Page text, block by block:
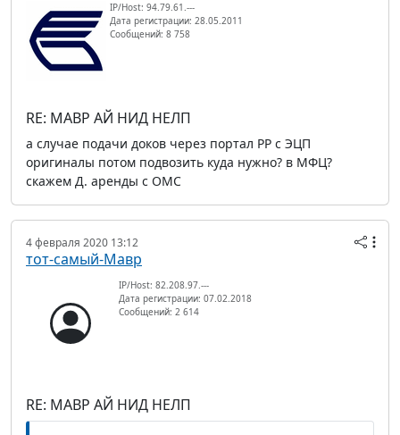
IP/Host: 94.79.61.---
Дата регистрации: 28.05.2011
Сообщений: 8 758
RE: МАВР АЙ НИД НЕЛП
а случае подачи доков через портал РР с ЭЦП
оригиналы потом подвозить куда нужно? в МФЦ?
скажем Д. аренды с ОМС
4 февраля 2020 13:12
тот-самый-Мавр
IP/Host: 82.208.97.---
Дата регистрации: 07.02.2018
Сообщений: 2 614
RE: МАВР АЙ НИД НЕЛП